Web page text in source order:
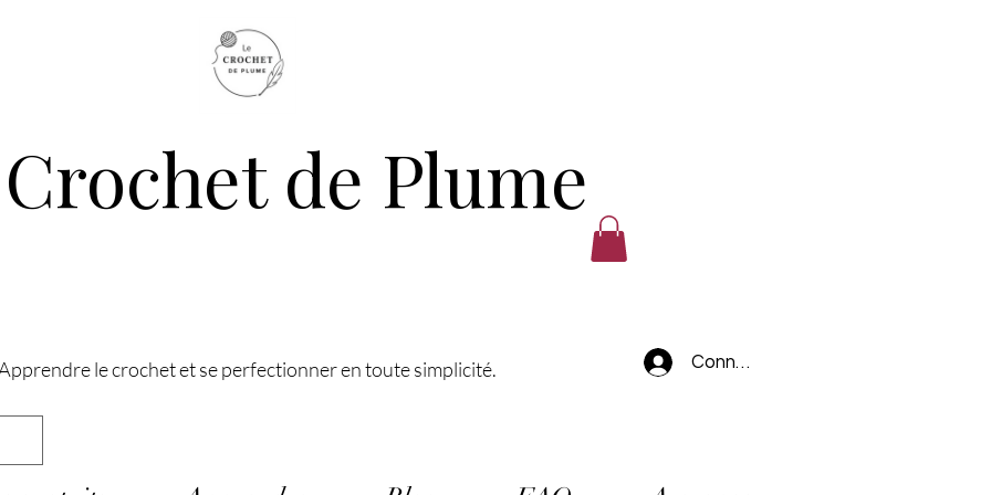
de Plume
le crochet et se perfectionner en toute simplicité. Connexion